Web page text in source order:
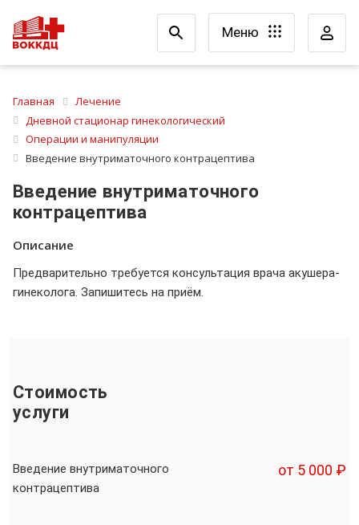
Меню
Главная
Лечение
Дневной стационар гинекологический
Операции и манипуляции
Введение внутриматочного контрацептива
Введение внутриматочного
контрацептива
Описание
Предварительно требуется консультация врача акушера-
гинеколога. Запишитесь на приём.
Стоимость
услуги
Введение внутриматочного
контрацептива
от 5 000 ₽